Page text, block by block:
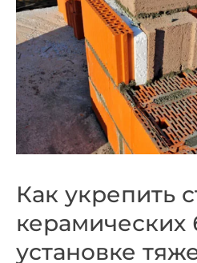
Как укрепить
керамических
установке